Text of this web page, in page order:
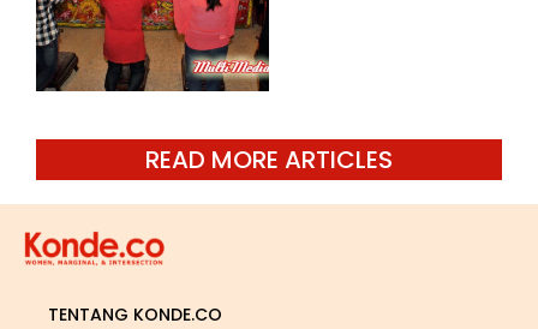
READ MORE ARTICLES
TENTANG KONDE.CO